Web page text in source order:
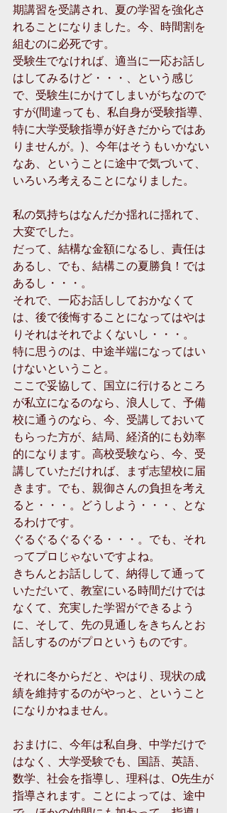
期講習を受講され、夏の学習を強化さ
れることになりました。今、時間割を
組むのに必死です。
受験生でなければ、適当に一応お話し
はしてみるけど・・・、という感じ
で、受験生にかけてしまいがちなので
すが(間違っても、私自身が受験指導、
特に大学受験指導が好きだからではあ
りませんが。)、今年はそうもいかない
なあ、ということに途中で気づいて、
いろいろ考えることになりました。
私の気持ちはなんだか揺れに揺れて、
大変でした。
だって、結構な金額になるし、責任は
あるし、でも、結構この夏勝負！では
あるし・・・。
それで、一応お話ししておかなくて
は、後で後悔することになってはやは
りそれはそれでよくないし・・・。
特に思うのは、中途半端になってはい
けないということ。
ここで妥協して、国立に行けるところ
が私立になるのなら、浪人して、予備
校に通うのなら、今、受講しておいて
もらった方が、結局、経済的にも効率
的になります。高校受験なら、今、受
講していただければ、まず志望校に届
きます。でも、親御さんの負担を考え
ると・・・。どうしよう・・・、とな
るわけです。
ぐるぐるぐるぐる・・・。でも、それ
ってプロじゃないですよね。
きちんとお話しして、納得して通って
いただいて、教室にいる時間だけでは
なくて、充実した学習ができるよう
に、そして、先の見通しをきちんとお
話しするのがプロというものです。
それに冬からだと、やはり、現状の成
績を維持するのがやっと、ということ
になりかねません。
おまけに、今年は私自身、中学だけで
はなく、大学受験でも、国語、英語、
数学、社会を指導し、理科は、O先生が
指導されます。ことによっては、途中